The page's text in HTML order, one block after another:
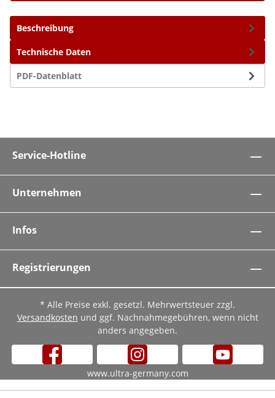
Beschreibung
Technische Daten
PDF-Datenblatt
Service-Hotline
Unternehmen
Infos
Registrierungen
* Alle Preise exkl. gesetzl. Mehrwertsteuer zzgl.
Versandkosten und ggf. Nachnahmegebühren, wenn nicht
anders angegeben.
www.ultra-germany.com